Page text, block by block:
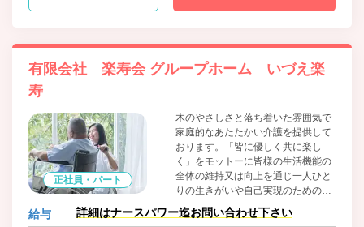
有限会社 楽寿会 グループホーム いづえ楽
寿
正社員・パート
木のやさしさと落ち着いた雰囲気で
家庭的なあたたかい介護を提供して
おります。「皆に優しく共に楽し
く」をモットーに皆様の生活機能の
全体の維持又は向上を通じ一人ひと
りの生きがいや自己実現のための取
り組みを総合的に支援し、生活の質
の向上に努めております。食材は地
給与 詳細はナースパワー迄お問い合わせ下さい